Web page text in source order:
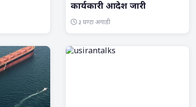
कार्यकारी आदेश जारी
३ घण्टा अगाडी